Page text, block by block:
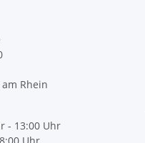
Rhein
- 13:00 Uhr